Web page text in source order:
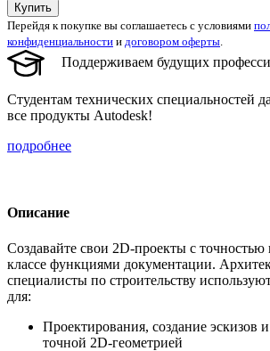
Купить
Перейдя к покупке вы соглашаетесь с условиями
конфиденциальности и договором оферты.
Поддерживаем будущих
Студентам технических специальностей
все продукты Autodesk!
подробнее
Описание
Создавайте свои 2D-проекты с
классе функциями документации.
специалисты по строительству
для:
Проектирования, создание эскизов
точной 2D-геометрией